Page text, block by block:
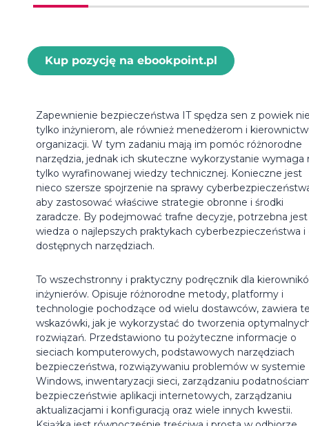
Kup pozycję na ebookpoint.pl
Zapewnienie bezpieczeństwa IT spędza sen z powiek
tylko inżynierom, ale również menedżerom i
organizacji. W tym zadaniu mają im pomóc różnorodne
narzędzia, jednak ich skuteczne wykorzystanie wymaga
tylko wyrafinowanej wiedzy technicznej. Konieczne jest
nieco szersze spojrzenie na sprawy
aby zastosować właściwe strategie obronne i środki
zaradcze. By podejmować trafne decyzje, potrzebna jest
wiedza o najlepszych praktykach cyberbezpieczeństwa i
dostępnych narzędziach.
To wszechstronny i praktyczny podręcznik dla
inżynierów. Opisuje różnorodne metody, platformy i
technologie pochodzące od wielu dostawców, zawiera
wskazówki, jak je wykorzystać do tworzenia
rozwiązań. Przedstawiono tu pożyteczne informacje o
sieciach komputerowych, podstawowych narzędziach
bezpieczeństwa, rozwiązywaniu problemów w systemie
Windows, inwentaryzacji sieci, zarządzaniu
bezpieczeństwie aplikacji internetowych, zarządzaniu
aktualizacjami i konfiguracją oraz wiele innych kwestii.